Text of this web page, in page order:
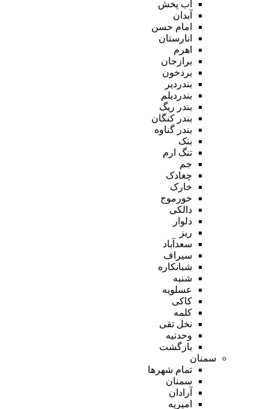
آب پخش
آبدان
امام حسن
انارستان
اهرم
برازجان
بردخون
بندردیر
بندردیلم
بندر ریگ
بندر کنگان
بندر گناوه
بنک
تنگ ارم
جم
چغادک
خارک
خورموج
دالکی
دلوار
ریز
سعدآباد
سیراف
شبانکاره
شنبه
عسلویه
کاکی
کلمه
نخل تقی
وحدتیه
بازگشت
سمنان
تمام شهر‌ها
سمنان
آرادان
امیریه